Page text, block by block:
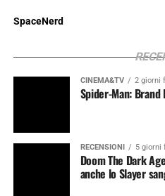
SpaceNerd
CINEMA&TV 2 giorni
Spider-Man: Brand
RECENSIONI 5 giorni
Doom The Dark
anche lo Slayer